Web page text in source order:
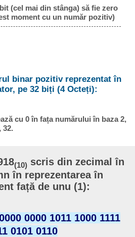
(cel mai din stânga) să fie zero
moment cu un număr pozitiv)
binar pozitiv reprezentat în
pe 32 biți (4 Octeți):
cu 0 în fața numărului în baza 2,
32.
(10) scris din zecimal în
în reprezentarea în
față de unu (1):
0000 1011 1000 1111
0101 0110